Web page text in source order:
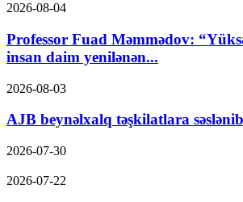
2026-08-04
Professor Fuad Məmmədov:
insan daim yenilənən...
2026-08-03
AJB beynəlxalq təşkilatlara səslənib
2026-07-30
2026-07-22